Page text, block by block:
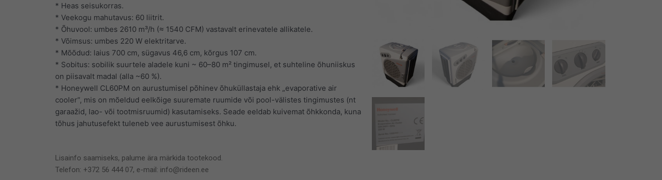
* Heas seisukorras.
* Veekogu mahutavus: 60 liitrit.
* Õhuvool: umbes 2610 m³/h (≈ 1540 CFM) vastavalt erinevatele allikatele.
* Võimsus: umbes 220 W elektritarve.
* Mõõdud: laius 700 cm, sügavus 46,6 cm, kõrgus 107 cm.
* Sobitus: sobilik suurtele aladele kuni ~ 60–80 m² tingimusel, et suhteline õhuniiskus
on piisavalt madal (alla ~60 %).
* Honeywell CL60PM on aurustumisel põhinev õhuküllastaja ehk „evaporative air
cooler“, mis on mõeldud eelkõige suuremate ruumide või pool-välistes tingimustes (nt
garaažid, lao- või tootmisruumid) kasutamiseks. Seade eeldab kuivemat õhkkonda, kuna
tõhus jahutusefekt tuleneb vee aurustumisest õhku.
Lisainfo saamiseks, palume ära märkida tootekood.
Telefon: +372 56 444 07, e-mail: info@rideen.ee